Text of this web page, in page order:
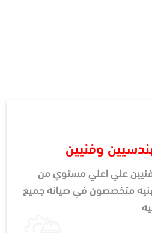
وفنيين
علي اعلي مستوي من
متخصصون في صيانه جميع